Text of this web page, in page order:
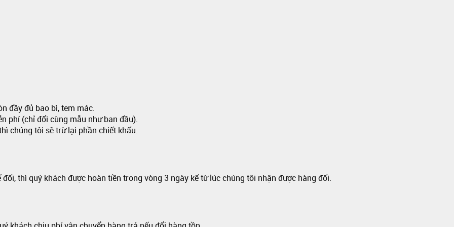
đầy đủ bao bì, tem mác.
phí (chỉ đổi cùng mẫu như ban đầu).
chúng tôi sẽ trừ lại phần chiết khấu.
thì quý khách được hoàn tiền trong vòng 3 ngày kể từ lúc chúng tôi nhận được hàng đổi.